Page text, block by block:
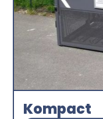
Kompact